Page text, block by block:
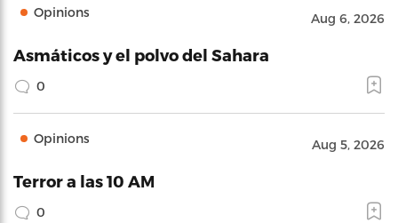
Opinions Aug 6, 2026
Asmáticos y el polvo del Sahara
0
Opinions Aug 5, 2026
Terror a las 10 AM
0